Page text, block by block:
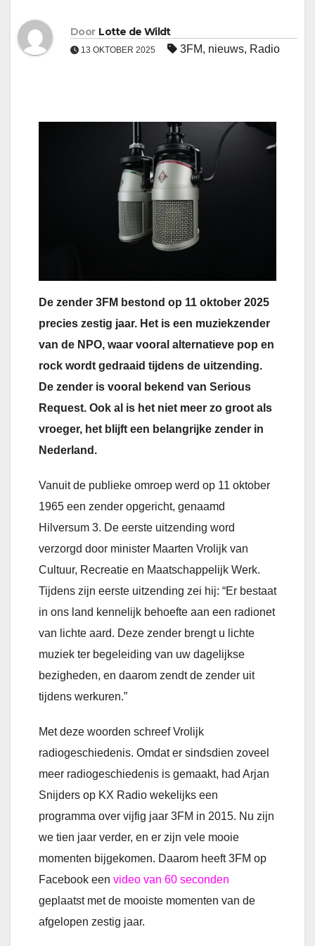
Door Lotte de Wildt
13 OKTOBER 2025 3FM, nieuws, Radio
De zender 3FM bestond op 11 oktober 2025
precies zestig jaar. Het is een muziekzender
van de NPO, waar vooral alternatieve pop en
rock wordt gedraaid tijdens de uitzending.
De zender is vooral bekend van Serious
Request. Ook al is het niet meer zo groot als
vroeger, het blijft een belangrijke zender in
Nederland.
Vanuit de publieke omroep werd op 11 oktober
1965 een zender opgericht, genaamd
Hilversum 3. De eerste uitzending word
verzorgd door minister Maarten Vrolijk van
Cultuur, Recreatie en Maatschappelijk Werk.
Tijdens zijn eerste uitzending zei hij: “Er bestaat
in ons land kennelijk behoefte aan een radionet
van lichte aard. Deze zender brengt u lichte
muziek ter begeleiding van uw dagelijkse
bezigheden, en daarom zendt de zender uit
tijdens werkuren.”
Met deze woorden schreef Vrolijk
radiogeschiedenis. Omdat er sindsdien zoveel
meer radiogeschiedenis is gemaakt, had Arjan
Snijders op KX Radio wekelijks een
programma over vijfig jaar 3FM in 2015. Nu zijn
we tien jaar verder, en er zijn vele mooie
momenten bijgekomen. Daarom heeft 3FM op
Facebook een video van 60 seconden
geplaatst met de mooiste momenten van de
afgelopen zestig jaar.